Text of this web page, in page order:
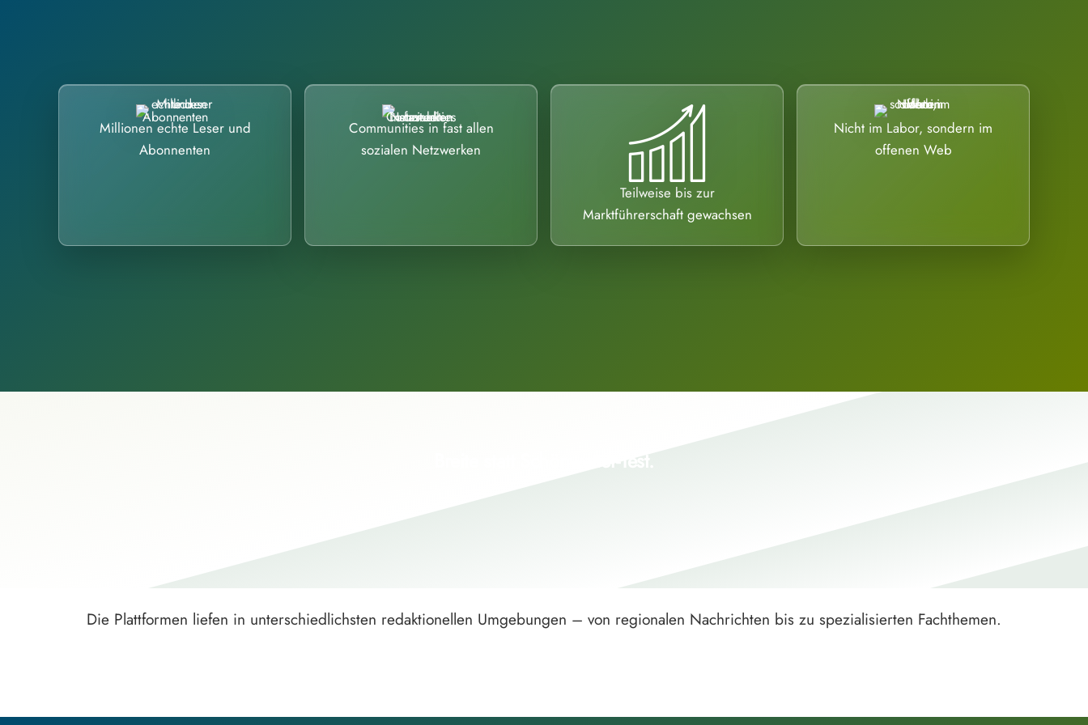
Millionen echte Leser und
Abonnenten
Communities in fast allen
sozialen Netzwerken
Teilweise bis zur
Marktführerschaft gewachsen
Nicht im Labor, sondern im
offenen Web
Die Plattformen liefen in unterschiedlichsten redaktionellen Umgebungen – von regionalen Nachrichten bis zu spezialisierten Fachthemen.